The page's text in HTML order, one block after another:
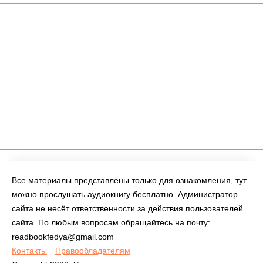
Все материалы представлены только для ознакомления, тут
можно прослушать аудиокнигу бесплатно. Администратор
сайта не несёт ответственности за действия пользователей
сайта. По любым вопросам обращайтесь на почту:
readbookfedya@gmail.com
Контакты
Правообладателям